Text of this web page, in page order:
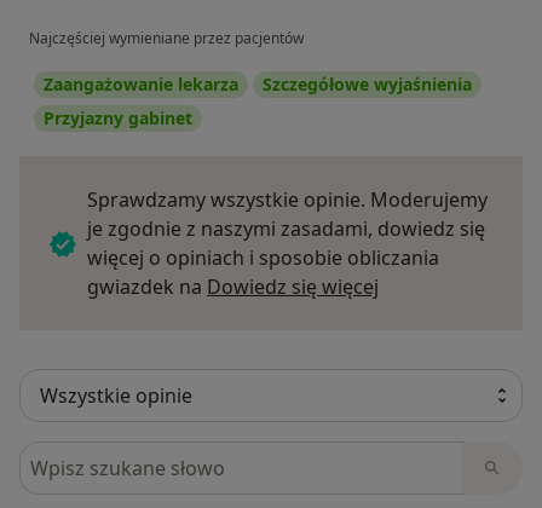
Najczęściej wymieniane przez pacjentów
Zaangażowanie lekarza
Szczegółowe wyjaśnienia
Przyjazny gabinet
Sprawdzamy wszystkie opinie. Moderujemy
je zgodnie z naszymi zasadami, dowiedz się
więcej o opiniach i sposobie obliczania
gwiazdek na Dowiedz się więcej
Szukaj w opiniach